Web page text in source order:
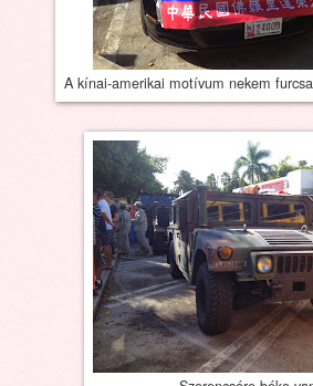
A kínai-amerikai motívum nekem